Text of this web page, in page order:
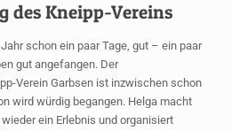
des Kneipp-Vereins
schon ein paar Tage, gut – ein paar
gut angefangen. Der
Verein Garbsen ist inzwischen schon
wird würdig begangen. Helga macht
ein Erlebnis und organisiert